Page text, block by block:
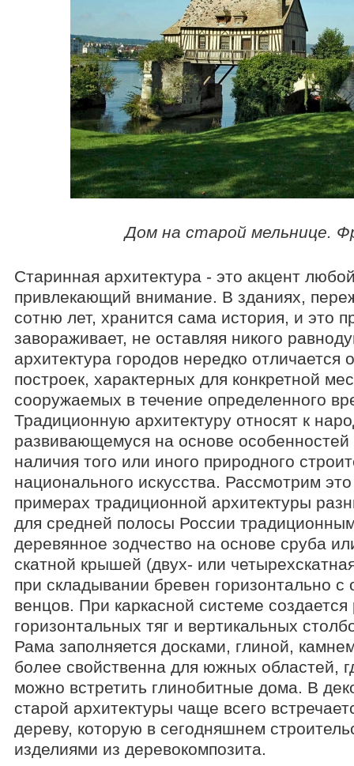
Технологии
Характеристики материалов
Инструкции по монтажу
Все каталоги и прайс-листы "Фасад проект"
Словарь терминов
Скачать библиотеки элементов
Расширенный поиск по сайту
Дом на старой мельнице.
Старинная архитектура - это акцент
привлекающий внимание. В зданиях,
сотню лет, хранится сама история, и это
завораживает, не оставляя никого
архитектура городов нередко отличается
построек, характерных для конкретной
сооружаемых в течение определенного
Традиционную архитектуру относят к
развивающемуся на основе особенностей
наличия того или иного природного
национального искусства. Рассмотрим
примерах традиционной архитектуры
для средней полосы России
деревянное зодчество на основе сруба
скатной крышей (двух- или
при складывании бревен горизонтально с
венцов. При каркасной системе
горизонтальных тяг и вертикальных
Рама заполняется досками, глиной,
более свойственна для южных областей,
можно встретить глинобитные дома. В
старой архитектуры чаще всего
дереву, которую в сегодняшнем
изделиями из деревокомпозита.